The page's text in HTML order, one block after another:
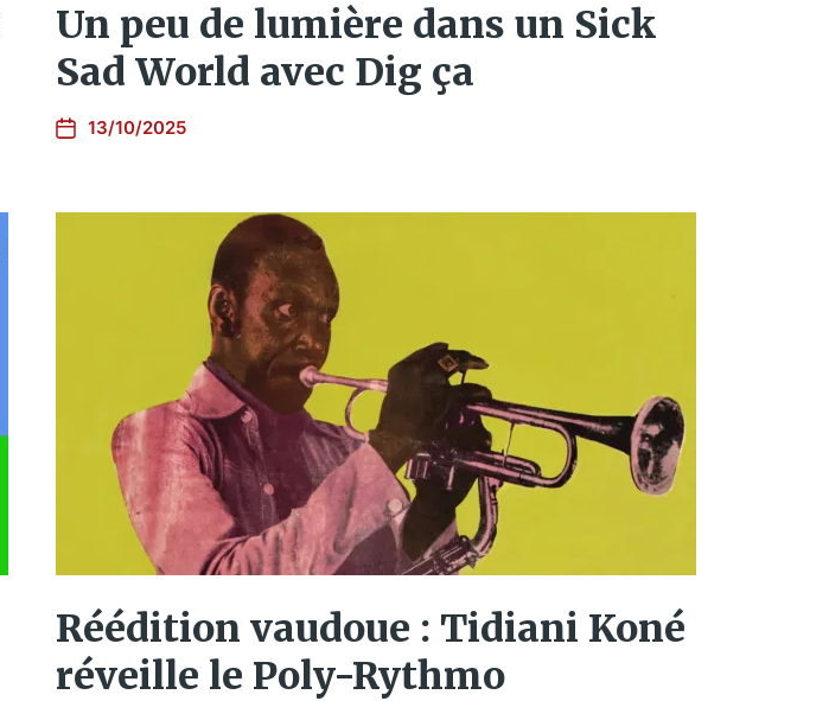
Un peu de lumière dans un Sick
Sad World avec Dig ça
13/10/2025
Réédition vaudoue : Tidiani Koné
réveille le Poly-Rythmo